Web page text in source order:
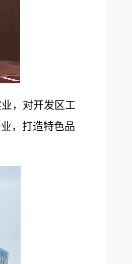
，对开发区工
，打造特色品